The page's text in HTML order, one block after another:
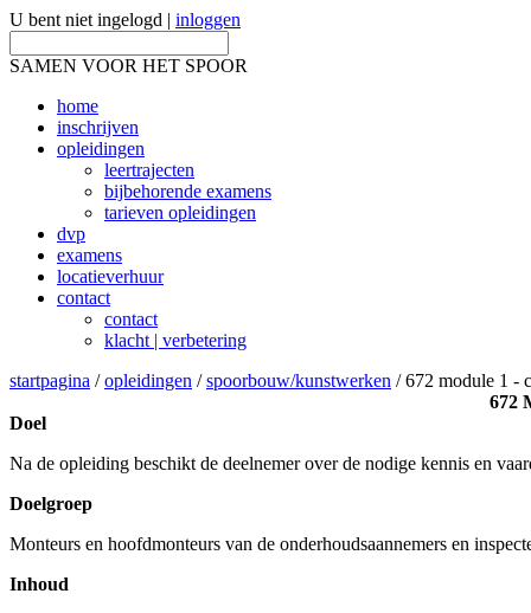
U bent niet ingelogd | inloggen
SAMEN VOOR HET SPOOR
home
inschrijven
opleidingen
leertrajecten
bijbehorende examens
tarieven opleidingen
dvp
examens
locatieverhuur
contact
contact
klacht | verbetering
startpagina /opleidingen /spoorbouw/kunstwerken / 672 module 1 -
672
Doel
Na de opleiding beschikt de deelnemer over de nodige kennis en
Doelgroep
Monteurs en hoofdmonteurs van de onderhoudsaannemers en
Inhoud